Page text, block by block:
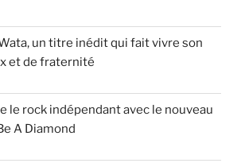
un titre inédit qui fait vivre son
et de fraternité
le rock indépendant avec le nouveau
A Diamond